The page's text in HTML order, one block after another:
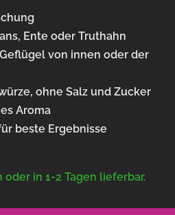
Ente oder Truthahn
von innen oder der
ohne Salz und Zucker
Aroma
beste Ergebnisse
in 1-2 Tagen lieferbar.